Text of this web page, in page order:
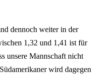
dennoch weiter in der
1,32 und 1,41 ist für
unsere Mannschaft nicht
wird dagegen